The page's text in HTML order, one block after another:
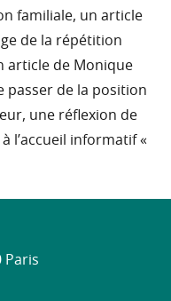
familiale, un article
de la répétition
article de Monique
passer de la position
une réflexion de
l’accueil informatif «
Paris